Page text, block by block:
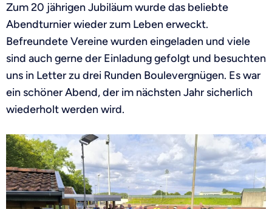
Zum 20 jährigen Jubiläum wurde das beliebte
Abendturnier wieder zum Leben erweckt.
Befreundete Vereine wurden eingeladen und viele
sind auch gerne der Einladung gefolgt und besuchten
uns in Letter zu drei Runden Boulevergnügen. Es war
ein schöner Abend, der im nächsten Jahr sicherlich
wiederholt werden wird.